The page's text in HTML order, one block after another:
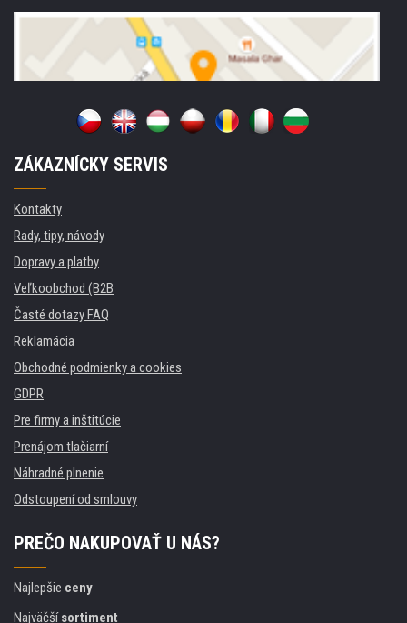
ZÁKAZNÍCKY SERVIS
Kontakty
Rady, tipy, návody
Dopravy a platby
Veľkoobchod (B2B
Časté dotazy FAQ
Reklamácia
Obchodné podmienky a cookies
GDPR
Pre firmy a inštitúcie
Prenájom tlačiarní
Náhradné plnenie
Odstoupení od smlouvy
PREČO NAKUPOVAŤ U NÁS?
Najlepšie ceny
Najväčšísortiment